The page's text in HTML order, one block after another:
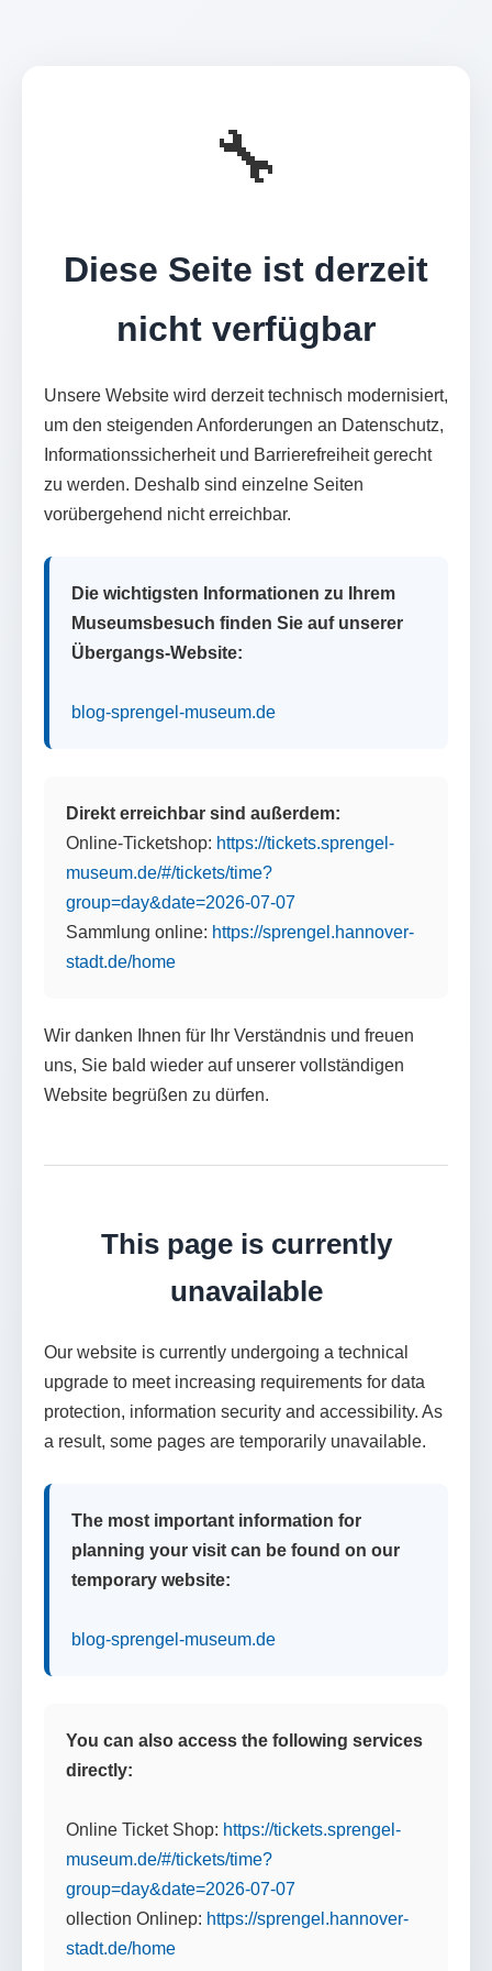
🔧
Diese Seite ist derzeit
nicht verfügbar
Unsere Website wird derzeit technisch modernisiert,
um den steigenden Anforderungen an Datenschutz,
Informationssicherheit und Barrierefreiheit gerecht
zu werden. Deshalb sind einzelne Seiten
vorübergehend nicht erreichbar.
Die wichtigsten Informationen zu Ihrem
Museumsbesuch finden Sie auf unserer
Übergangs-Website:
blog-sprengel-museum.de
Direkt erreichbar sind außerdem:
Online-Ticketshop: https://tickets.sprengel-
museum.de/#/tickets/time?
group=day&date=2026-07-07
Sammlung online: https://sprengel.hannover-
stadt.de/home
Wir danken Ihnen für Ihr Verständnis und freuen
uns, Sie bald wieder auf unserer vollständigen
Website begrüßen zu dürfen.
This page is currently
unavailable
Our website is currently undergoing a technical
upgrade to meet increasing requirements for data
protection, information security and accessibility. As
a result, some pages are temporarily unavailable.
The most important information for
planning your visit can be found on our
temporary website:
blog-sprengel-museum.de
You can also access the following services
directly:
Online Ticket Shop: https://tickets.sprengel-
museum.de/#/tickets/time?
group=day&date=2026-07-07
ollection Onlinep: https://sprengel.hannover-
stadt.de/home